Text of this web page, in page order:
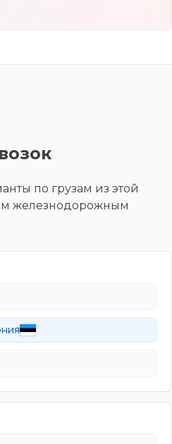
по грузам из этой
железнодорожным